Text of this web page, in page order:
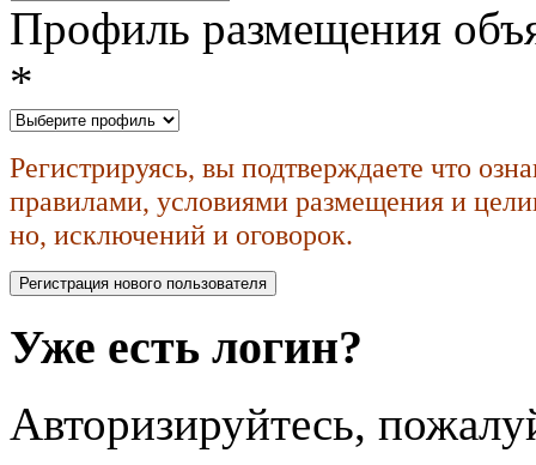
Профиль размещения
*
Регистрируясь, вы подтверждаете что
правилами, условиями размещения и
но, исключений и оговорок.
Уже есть логин?
Авторизируйтесь,